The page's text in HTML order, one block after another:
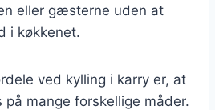
eller gæsterne uden at
i køkkenet.
ved kylling i karry er, at
mange forskellige måder.